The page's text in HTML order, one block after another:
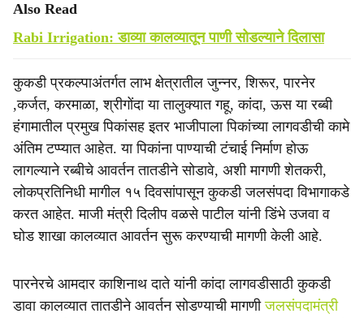
Also Read
Rabi Irrigation: डाव्या कालव्यातून पाणी सोडल्याने दिलासा
कुकडी प्रकल्पाअंतर्गत लाभ क्षेत्रातील जुन्नर, शिरूर, पारनेर
,कर्जत, करमाळा, श्रीगोंदा या तालुक्यात गहू, कांदा, ऊस या रब्बी
हंगामातील प्रमुख पिकांसह इतर भाजीपाला पिकांच्या लागवडीची कामे
अंतिम टप्प्यात आहेत. या पिकांना पाण्याची टंचाई निर्माण होऊ
लागल्याने रब्बीचे आवर्तन तातडीने सोडावे, अशी मागणी शेतकरी,
लोकप्रतिनिधी मागील १५ दिवसांपासून कुकडी जलसंपदा विभागाकडे
करत आहेत. माजी मंत्री दिलीप वळसे पाटील यांनी डिंभे उजवा व
घोड शाखा कालव्यात आवर्तन सुरू करण्याची मागणी केली आहे.
पारनेरचे आमदार काशिनाथ दाते यांनी कांदा लागवडीसाठी कुकडी
डावा कालव्यात तातडीने आवर्तन सोडण्याची मागणीजलसंपदामंत्री